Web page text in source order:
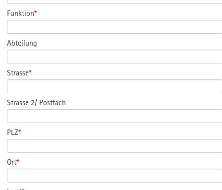
Funktion*
Abteilung
Strasse*
Strasse 2/ Postfach
PLZ*
Ort*